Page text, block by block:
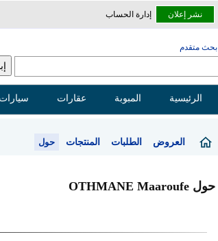
نشر إعلان إدارة الحساب
بحث متقدم
الرئيسية المبوبة عقارات سيارات
العروض الطلبات المنتجات حول
حول OTHMANE Maaroufe